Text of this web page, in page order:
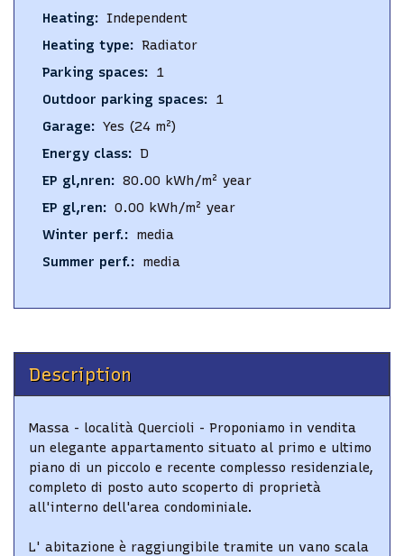
Heating: Independent
Heating type: Radiator
Parking spaces: 1
Outdoor parking spaces: 1
Garage: Yes (24 m²)
Energy class: D
EP gl,nren: 80.00 kWh/m² year
EP gl,ren: 0.00 kWh/m² year
Winter perf.: media
Summer perf.: media
Description
Massa - località Quercioli - Proponiamo in vendita
un elegante appartamento situato al primo e ultimo
piano di un piccolo e recente complesso residenziale,
completo di posto auto scoperto di proprietà
all'interno dell'area condominiale.
L' abitazione è raggiungibile tramite un vano scala